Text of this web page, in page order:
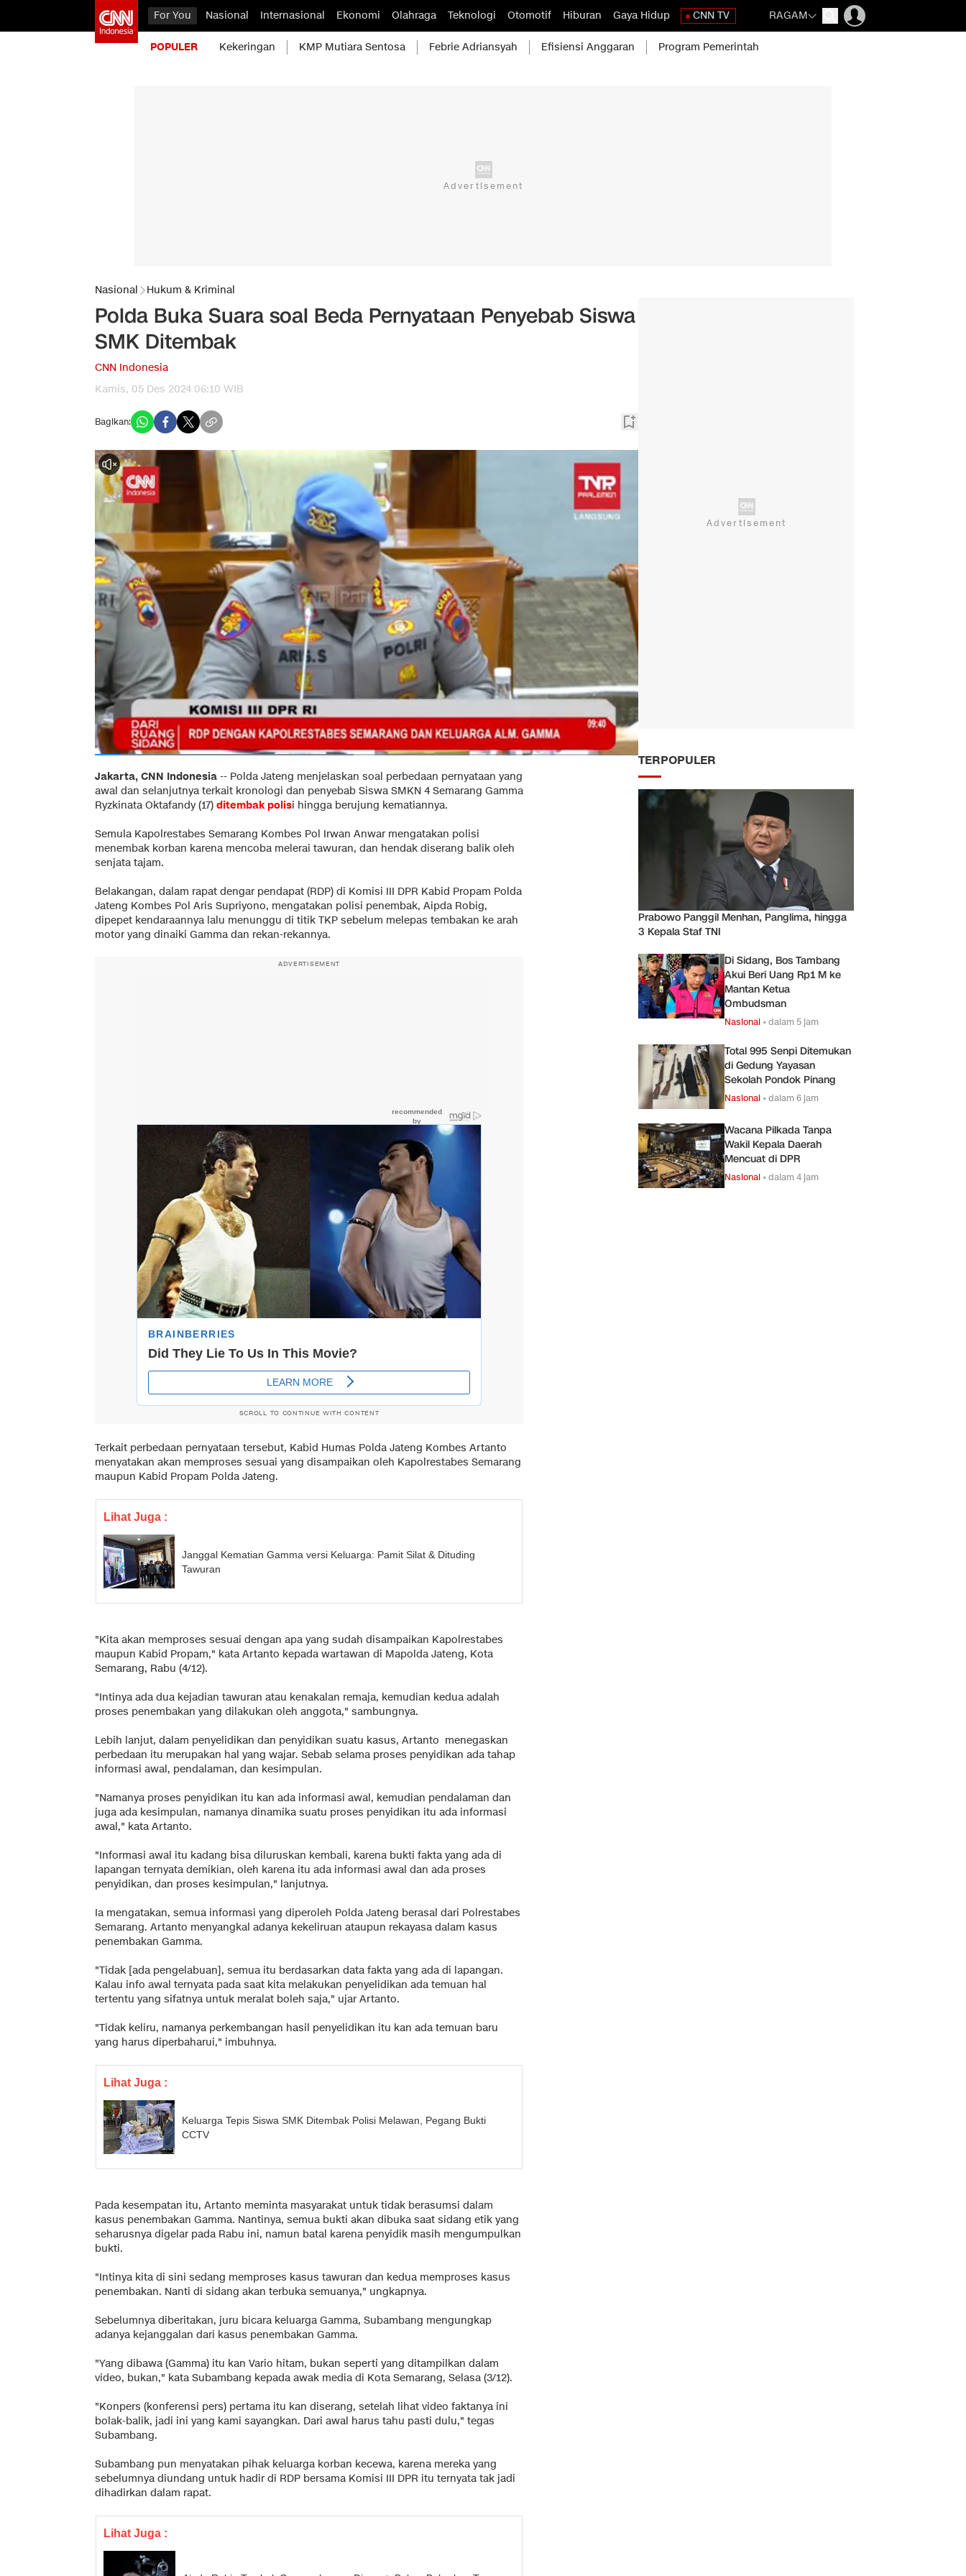
For You Nasional Internasional Ekonomi Olahraga Teknologi Otomotif Hiburan Gaya Hidup CNN TV RAGAM
POPULER Kekeringan KMP Mutiara Sentosa Febrie Adriansyah Efisiensi Anggaran Program Pemerintah
Nasional Hukum & Kriminal
Polda Buka Suara soal Beda Pernyataan Penyebab Siswa
SMK Ditembak
CNN Indonesia
Kamis, 05 Des 2024 06:10 WIB
Bagikan:
Jakarta, CNN Indonesia -- Polda Jateng menjelaskan soal perbedaan pernyataan yang
awal dan selanjutnya terkait kronologi dan penyebab Siswa SMKN 4 Semarang Gamma
Ryzkinata Oktafandy (17) ditembak polisi hingga berujung kematiannya.
Semula Kapolrestabes Semarang Kombes Pol Irwan Anwar mengatakan polisi
menembak korban karena mencoba melerai tawuran, dan hendak diserang balik oleh
senjata tajam.
Belakangan, dalam rapat dengar pendapat (RDP) di Komisi III DPR Kabid Propam Polda
Jateng Kombes Pol Aris Supriyono, mengatakan polisi penembak, Aipda Robig,
dipepet kendaraannya lalu menunggu di titik TKP sebelum melepas tembakan ke arah
motor yang dinaiki Gamma dan rekan-rekannya.
ADVERTISEMENT
SCROLL TO CONTINUE WITH CONTENT
Terkait perbedaan pernyataan tersebut, Kabid Humas Polda Jateng Kombes Artanto
menyatakan akan memproses sesuai yang disampaikan oleh Kapolrestabes Semarang
maupun Kabid Propam Polda Jateng.
Lihat Juga :
Janggal Kematian Gamma versi Keluarga: Pamit Silat & Dituding
Tawuran
"Kita akan memproses sesuai dengan apa yang sudah disampaikan Kapolrestabes
maupun Kabid Propam," kata Artanto kepada wartawan di Mapolda Jateng, Kota
Semarang, Rabu (4/12).
"Intinya ada dua kejadian tawuran atau kenakalan remaja, kemudian kedua adalah
proses penembakan yang dilakukan oleh anggota," sambungnya.
Lebih lanjut, dalam penyelidikan dan penyidikan suatu kasus, Artanto menegaskan
perbedaan itu merupakan hal yang wajar. Sebab selama proses penyidikan ada tahap
informasi awal, pendalaman, dan kesimpulan.
"Namanya proses penyidikan itu kan ada informasi awal, kemudian pendalaman dan
juga ada kesimpulan, namanya dinamika suatu proses penyidikan itu ada informasi
awal," kata Artanto.
"Informasi awal itu kadang bisa diluruskan kembali, karena bukti fakta yang ada di
lapangan ternyata demikian, oleh karena itu ada informasi awal dan ada proses
penyidikan, dan proses kesimpulan," lanjutnya.
Ia mengatakan, semua informasi yang diperoleh Polda Jateng berasal dari Polrestabes
Semarang. Artanto menyangkal adanya kekeliruan ataupun rekayasa dalam kasus
penembakan Gamma.
"Tidak [ada pengelabuan], semua itu berdasarkan data fakta yang ada di lapangan.
Kalau info awal ternyata pada saat kita melakukan penyelidikan ada temuan hal
tertentu yang sifatnya untuk meralat boleh saja," ujar Artanto.
"Tidak keliru, namanya perkembangan hasil penyelidikan itu kan ada temuan baru
yang harus diperbaharui," imbuhnya.
Lihat Juga :
Keluarga Tepis Siswa SMK Ditembak Polisi Melawan, Pegang Bukti
CCTV
Pada kesempatan itu, Artanto meminta masyarakat untuk tidak berasumsi dalam
kasus penembakan Gamma. Nantinya, semua bukti akan dibuka saat sidang etik yang
seharusnya digelar pada Rabu ini, namun batal karena penyidik masih mengumpulkan
bukti.
"Intinya kita di sini sedang memproses kasus tawuran dan kedua memproses kasus
penembakan. Nanti di sidang akan terbuka semuanya," ungkapnya.
Sebelumnya diberitakan, juru bicara keluarga Gamma, Subambang mengungkap
adanya kejanggalan dari kasus penembakan Gamma.
"Yang dibawa (Gamma) itu kan Vario hitam, bukan seperti yang ditampilkan dalam
video, bukan," kata Subambang kepada awak media di Kota Semarang, Selasa (3/12).
"Konpers (konferensi pers) pertama itu kan diserang, setelah lihat video faktanya ini
bolak-balik, jadi ini yang kami sayangkan. Dari awal harus tahu pasti dulu," tegas
Subambang.
Subambang pun menyatakan pihak keluarga korban kecewa, karena mereka yang
sebelumnya diundang untuk hadir di RDP bersama Komisi III DPR itu ternyata tak jadi
dihadirkan dalam rapat.
Lihat Juga :
TERPOPULER
Prabowo Panggil Menhan, Panglima, hingga
3 Kepala Staf TNI
Di Sidang, Bos Tambang
Akui Beri Uang Rp1 M ke
Mantan Ketua
Ombudsman
Nasional •dalam 5 jam
Total 995 Senpi Ditemukan
di Gedung Yayasan
Sekolah Pondok Pinang
Nasional •dalam 6 jam
Wacana Pilkada Tanpa
Wakil Kepala Daerah
Mencuat di DPR
Nasional •dalam 4 jam